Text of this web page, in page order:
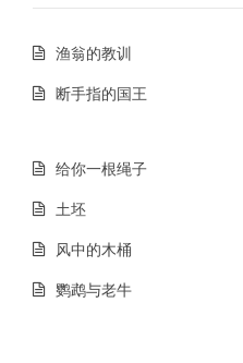
渔翁的教训
断手指的国王
给你一根绳子
土坯
风中的木桶
鹦鹉与老牛